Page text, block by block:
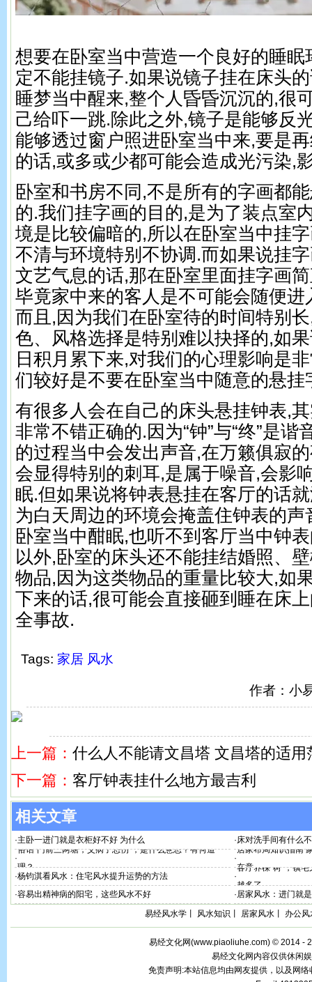
想要在卧室当中营造一个良好的睡眠
定不能挂镜子.如果说镜子挂在床头
睡梦当中醒来,整个人昏昏沉沉的,很
己给吓一跳.除此之外,镜子是能够反
能够透过窗户照进卧室当中来,要是
的话,或多或少都可能会造成光污染,
卧室和书房不同,不是所有的字画都
的.我们挂字画的目的,是为了装点室
境是比较偏暗的,所以在卧室当中挂
不清与环境特别不协调.而如果说挂
文艺气息的话,那在卧室里面挂字画
毕竟家中来的客人是不可能会随便进
而且,因为我们在卧室待的时间特别
色、风格选择是特别难以抉择的,如
日积月累下来,对我们的心理影响是
们较好是不要在卧室当中随意的悬挂
有很多人会在自己的床头悬挂钟表,
非常不错正确的.因为“钟”与“终”是谐
的过程当中会发出声音,在万籁俱寂
会显得特别的刺耳,是属于噪音,会影
眠.但如果说将钟表悬挂在客厅的话
为白天周边的环境会掩盖住钟表的声
卧室当中酣眠,也听不到客厅当中钟
以外,卧室的床头还不能挂结婚照、
物品,因为这类物品的重量比较大,如
下来的话,很可能会直接砸到睡在床
全事故.
Tags: 家居 风水
作者：小
上一篇： 什么人不能请文昌塔 文昌塔的适用
下一篇： 客厅钟表挂什么地方最吉利
相关文章
·主卧一进门就是衣柜好不好 为什么 ·床对洗手间有什么
·
俗话“门前三两塘，父病子恐伤”，是什么意思？有何道
理？
·
居家布局知识指南
在意
·杨钧淇看风水：住宅风水提升运势的方法 ·
客厅养棵“树”，镇
越多了
·容易出精神病的阳宅，这些风水不好 ·居家风水：进门就
易经风水学
风水知识 居家风水 办公风
易经文化网(www.piaoliuhe.com) © 2014 -
易经文化网内容仅供休闲
免责声明:本站信息均由网友提供，以及网